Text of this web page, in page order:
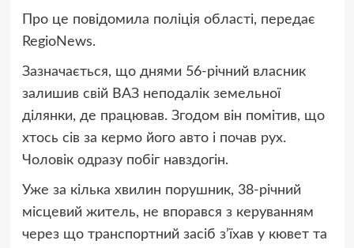
Про це повідомила поліція області, передає
RegioNews.
Зазначається, що днями 56-річний власник
залишив свій ВАЗ неподалік земельної
ділянки, де працював. Згодом він помітив, що
хтось сів за кермо його авто і почав рух.
Чоловік одразу побіг навздогін.
Уже за кілька хвилин порушник, 38-річний
місцевий житель, не впорався з керуванням
через що транспортний засіб з’їхав у кювет та